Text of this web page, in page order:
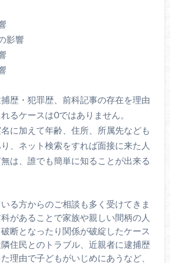
影響
歴・犯罪歴、前科記事の存在を理由
るケースは0ではありません。
に加えて年齢、住所、所属先なども
、ネット検索をすれば面接に来た人
は、誰でも簡単に知ることが出来る
る方からのご相談も多く受けてきま
があることで家族や親しい間柄の人
断となったり関係が破綻したケース
住民とのトラブル、近親者に逮捕歴
理由で子どもがいじめにあうなど、